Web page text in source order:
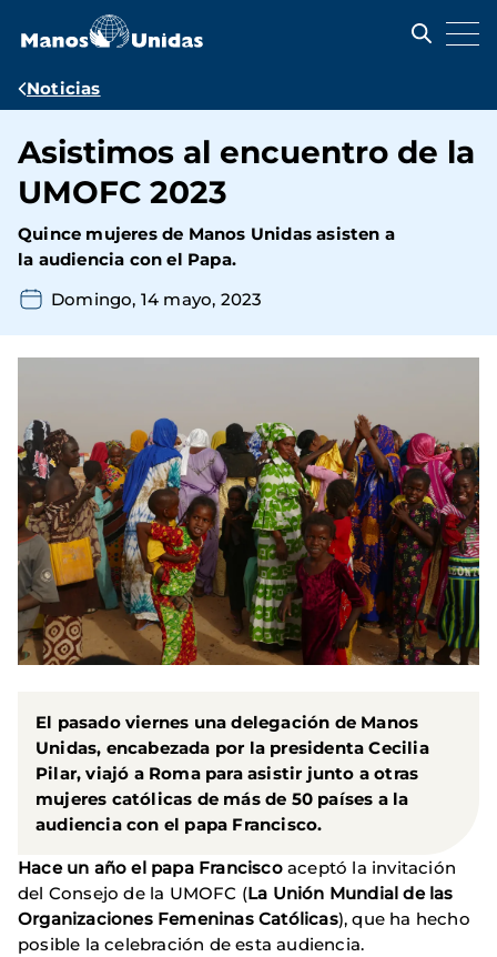
contenido
Ruta
navegación
Noticias
Asistimos al encuentro de la
UMOFC 2023
Quince mujeres de Manos Unidas asisten a
la audiencia con el Papa.
Domingo, 14 mayo, 2023
El pasado viernes una delegación de Manos
Unidas, encabezada por la presidenta Cecilia
Pilar, viajó a Roma para asistir junto a otras
mujeres católicas de más de 50 países a la
audiencia con el papa Francisco.
Hace un año el papa Franciscoaceptó la invitación
del Consejo de la UMOFC (La Unión Mundial de las
Organizaciones Femeninas Católicas), que ha hecho
posible la celebración de esta audiencia.